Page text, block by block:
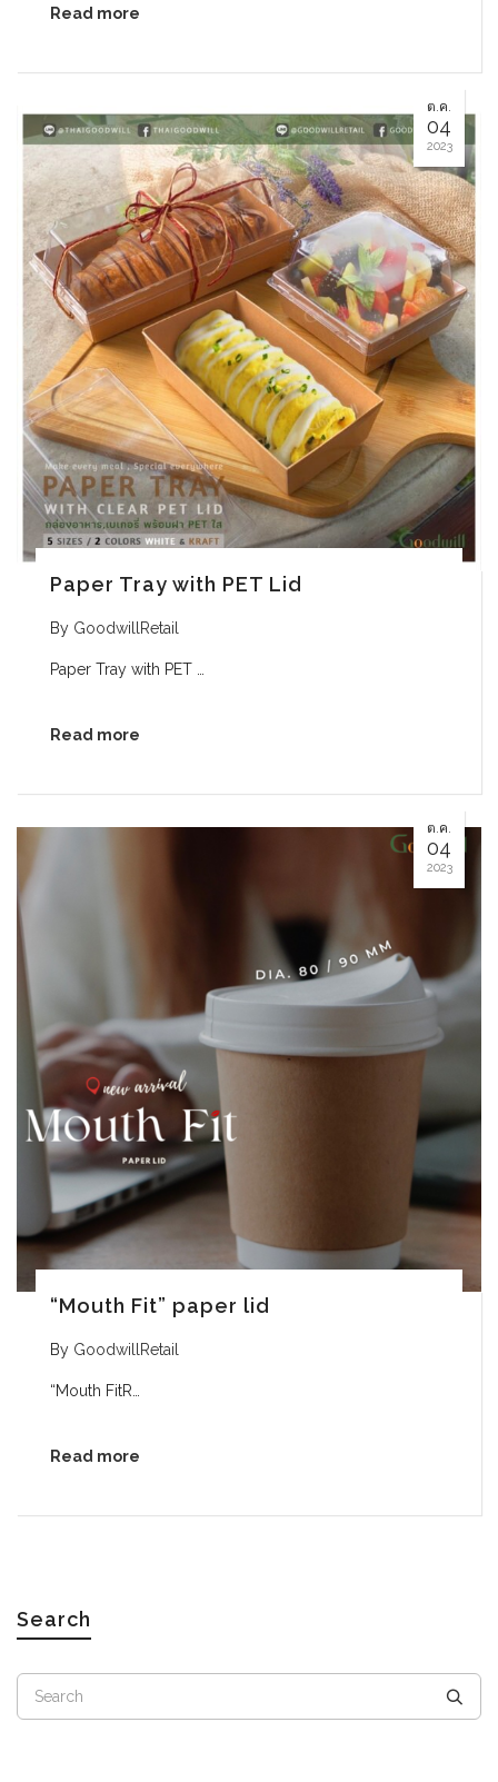
Read more
ต.ค.
04
2023
Paper Tray with PET Lid
By GoodwillRetail
Paper Tray with PET …
Read more
ต.ค.
04
2023
“Mouth Fit” paper lid
By GoodwillRetail
“Mouth FitR…
Read more
Search